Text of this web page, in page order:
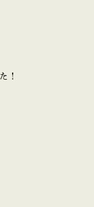
！